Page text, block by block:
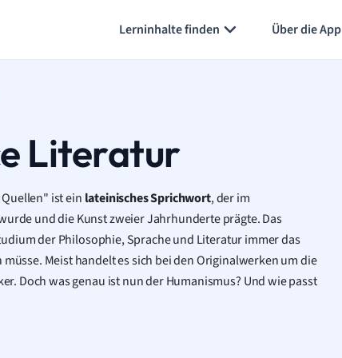
Lerninhalte finden Über die App
Literatur
ist ein lateinisches Sprichwort, der im
und die Kunst zweier Jahrhunderte prägte. Das
der Philosophie, Sprache und Literatur immer das
Meist handelt es sich bei den Originalwerken um die
Doch was genau ist nun der Humanismus? Und wie passt